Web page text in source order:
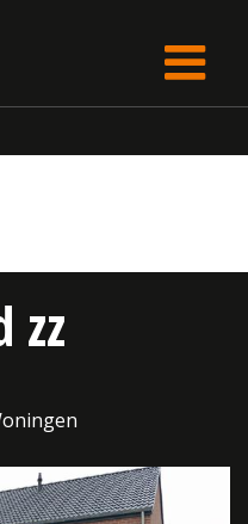
zz